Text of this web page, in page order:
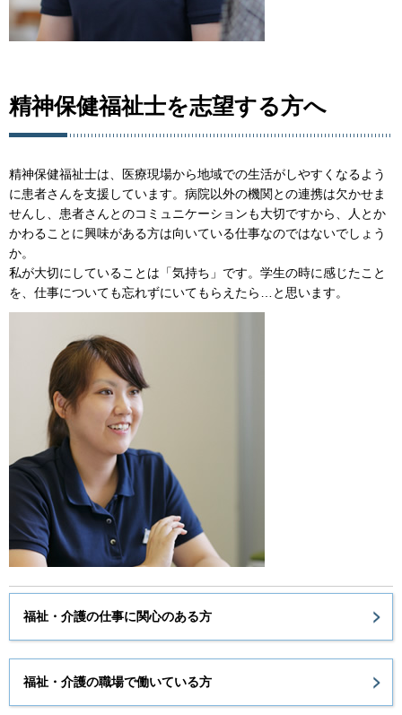
精神保健福祉士を志望する方へ
精神保健福祉士は、医療現場から地域での生活がしやすくなるよう
に患者さんを支援しています。病院以外の機関との連携は欠かせま
せんし、患者さんとのコミュニケーションも大切ですから、人とか
かわることに興味がある方は向いている仕事なのではないでしょう
か。
私が大切にしていることは「気持ち」です。学生の時に感じたこと
を、仕事についても忘れずにいてもらえたら…と思います。
福祉・介護の仕事に関心のある方
福祉・介護の職場で働いている方